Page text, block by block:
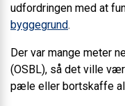
udfordringen med at
byggegrund.
Der var mange meter
(OSBL), så det ville
pæle eller bortskaffe